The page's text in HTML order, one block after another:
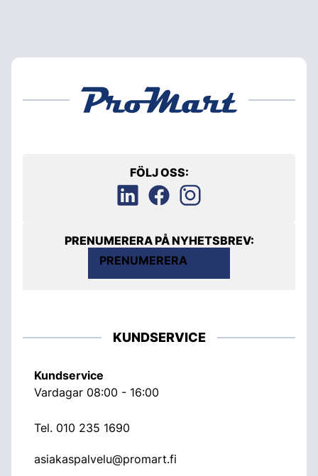
FÖLJ OSS:
PRENUMERERA PÅ NYHETSBREV:
PRENUMERERA
KUNDSERVICE
Kundservice
Vardagar 08:00 - 16:00
Tel. 010 235 1690
asiakaspalvelu@promart.fi